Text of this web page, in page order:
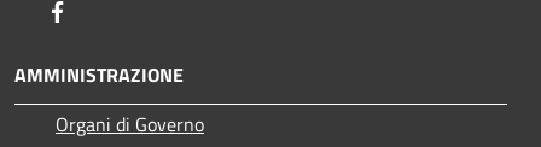
AMMINISTRAZIONE
Organi di Governo